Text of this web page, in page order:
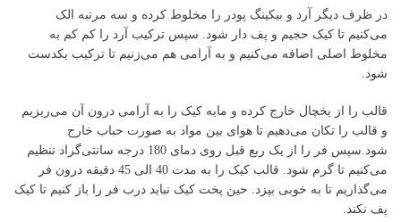
در ظرف دیگر آرد و بیکینگ پودر را مخلوط کرده و سه مرتبه الک
می‌کنیم تا کیک حجیم و پف دار شود. سپس ترکیب آرد را کم کم به
مخلوط اصلی اضافه می‌کنیم و به آرامی هم می‌زنیم تا ترکیب یکدست
شود.
قالب را از یخچال خارج کرده و مایه کیک را به آرامی درون آن می‌ریزیم
و قالب را تکان می‌دهیم تا هوای بین مواد به صورت حباب خارج
شود.سپس فر را از یک ربع قبل روی دمای 180 درجه سانتی‌گراد تنظیم
می‌کنیم تا گرم شود. قالب کیک را به مدت 40 الی 45 دقیقه درون فر
می‌گذاریم تا به خوبی بپزد. حین پخت کیک نباید درب فر را باز کنیم تا کیک
پف نکند.